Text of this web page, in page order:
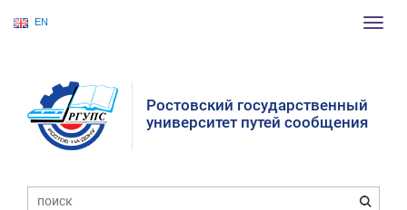
EN
Ростовский государственный
университет путей сообщения